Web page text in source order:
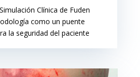
Clínica de Fuden
como un puente
la seguridad del paciente